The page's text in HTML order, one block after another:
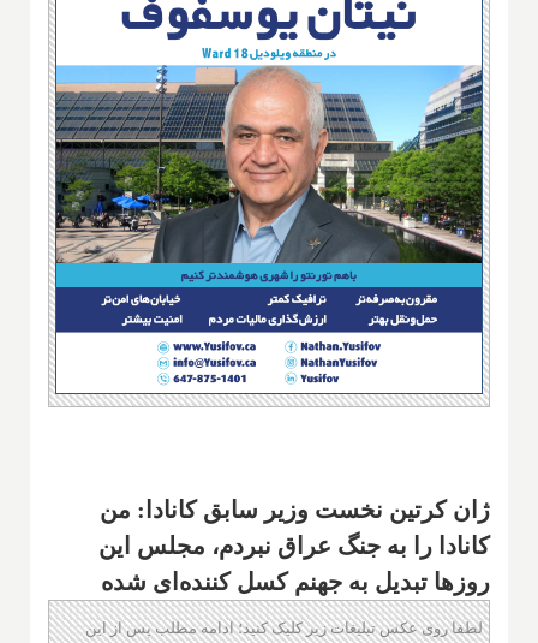
ژان کرتین نخست وزیر سابق کانادا: من
کانادا را به جنگ عراق نبردم، مجلس این
روزها تبدیل به جهنم کسل کننده‌ای شده
لطفا روی عکس تبلیغات زیر کلیک کنید؛ ادامه مطلب پس از این